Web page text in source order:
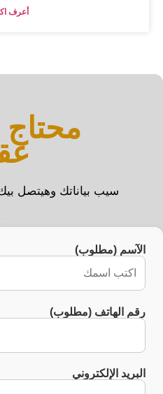
أعرف
سيب بياناتك وهيتصل
الآسم (مطلوب)
رقم الهاتف (مطلوب)
البريد الإلكتروني